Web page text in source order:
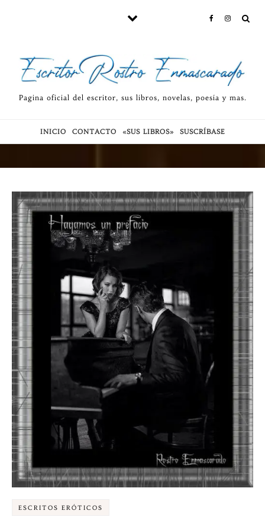
Pagina oficial del escritor, sus libros, novelas, poesía y mas.
INICIO CONTACTO «SUS LIBROS» SUSCRÍBASE
ESCRITOS ERÓTICOS